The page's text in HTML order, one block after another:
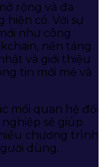
rộng và đa
hiện có. Với sự
như công
nền tảng
và giới thiệu
tin mới mẻ và
mối quan hệ đối
sẽ giúp
chương trình
dùng.